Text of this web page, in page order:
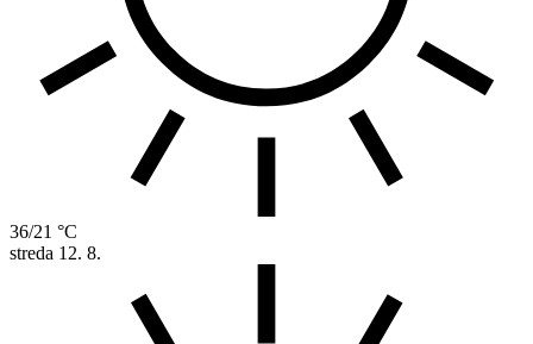
36/21 °C
streda 12. 8.